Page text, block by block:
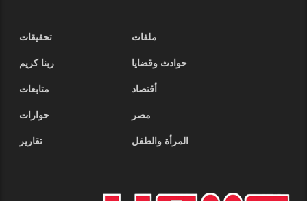
ملفات
تحقيقات
حوادث وقضايا
ربنا كريم
أقتصاد
متابعات
مصر
حوارات
المرأة والطفل
تقارير